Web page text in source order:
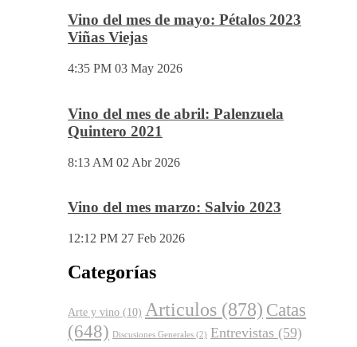
Vino del mes de mayo: Pétalos 2023
Viñas Viejas
4:35 PM 03 May 2026
Vino del mes de abril: Palenzuela
Quintero 2021
8:13 AM 02 Abr 2026
Vino del mes marzo: Salvio 2023
12:12 PM 27 Feb 2026
Categorías
Arte y vino (10) Articulos (878) Catas
(648) Discusiones Generales (2) Entrevistas (59)